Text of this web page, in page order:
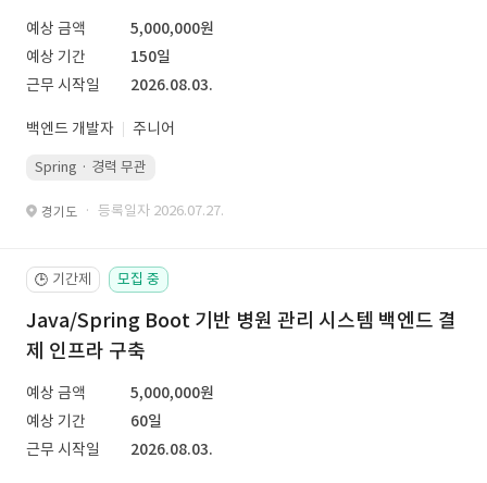
예상 금액
5,000,000원
예상 기간
150일
근무 시작일
2026.08.03.
백엔드 개발자 주니어
Spring · 경력 무관
경기도 · 등록일자 2026.07.27.
🕒 기간제 모집 중
Java/Spring Boot 기반 병원 관리 시스템 백엔드 결
제 인프라 구축
예상 금액
5,000,000원
예상 기간
60일
근무 시작일
2026.08.03.